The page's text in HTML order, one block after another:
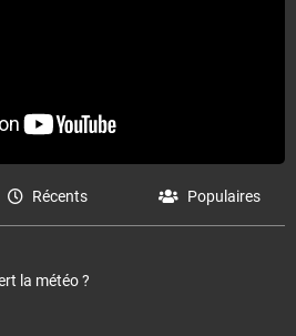
Récents Populaires
la météo ?